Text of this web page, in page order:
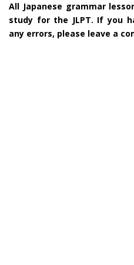
All Japanese grammar
study for the JLPT. If you
any errors, please leave a